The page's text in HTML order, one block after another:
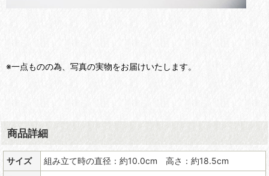
※一点ものの為、写真の実物をお届けいたします。
商品詳細
サイズ
組み立て時の直径：約10.0cm 高さ：約18.5cm